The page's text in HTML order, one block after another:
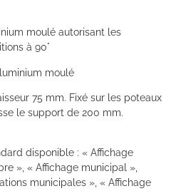
moulé autorisant les
à 90°
moulé
75 mm. Fixé sur les poteaux
le support de 200 mm.
disponible : « Affichage
», « Affichage municipal »,
municipales », « Affichage